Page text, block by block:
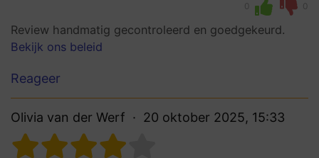
0 0
Review handmatig gecontroleerd en goedgekeurd.
Bekijk ons beleid
Reageer
Olivia van der Werf 20 oktober 2025, 15:33